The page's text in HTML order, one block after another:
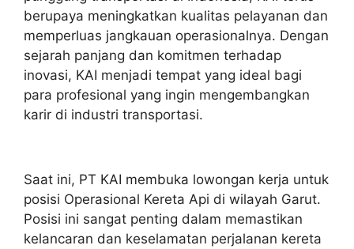
berupaya meningkatkan kualitas pelayanan dan
memperluas jangkauan operasionalnya. Dengan
sejarah panjang dan komitmen terhadap
inovasi, KAI menjadi tempat yang ideal bagi
para profesional yang ingin mengembangkan
karir di industri transportasi.
Saat ini, PT KAI membuka lowongan kerja untuk
posisi Operasional Kereta Api di wilayah Garut.
Posisi ini sangat penting dalam memastikan
kelancaran dan keselamatan perjalanan kereta